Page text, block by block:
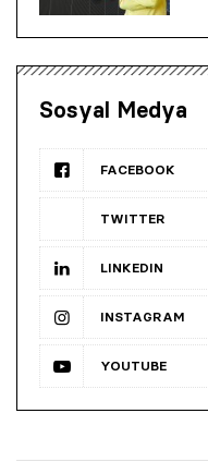
Sosyal Medya
FACEBOOK
TWITTER
LINKEDIN
INSTAGRAM
YOUTUBE